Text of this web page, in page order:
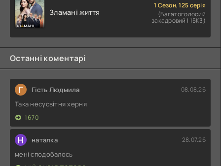
Зламані життя
1 Сезон, 125 серія
(Багатоголосий
закадровий | 15K3)
Останні коментарі
Г Гість Людмила 08.08.26
Така несусвітня херня
1670
Н наталка 28.07.26
мені сподобалось